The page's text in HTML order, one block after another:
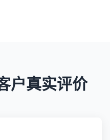
户真实评价